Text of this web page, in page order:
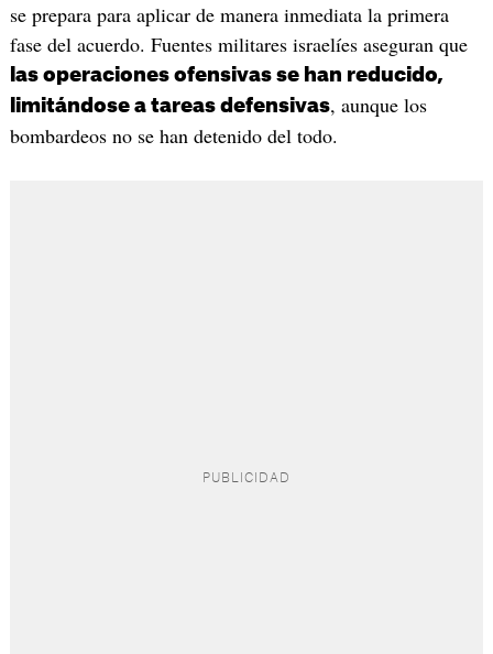
se prepara para aplicar de manera inmediata la primera
fase del acuerdo. Fuentes militares israelíes aseguran que
las operaciones ofensivas se han reducido,
limitándose a tareas defensivas, aunque los
bombardeos no se han detenido del todo.